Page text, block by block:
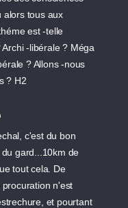
alors tous aux
est -telle
-libérale ? Méga
? Allons -nous
? H2
c'est du bon
gard...10km de
tout cela. De
n'est
et pourtant